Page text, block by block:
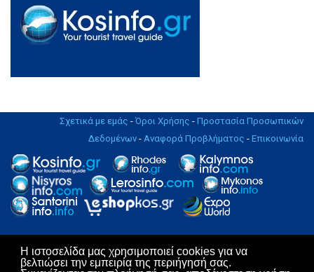
Η ιστοσελίδα μας χρησιμοποιεί cookies για να
βελτιώσει την εμπειρία της περιήγησή σας.
Σχετικά με εμάς - Όροι Χρήσης - Προστασία Προσωπικών
Δεδομένων - Αναφορά Προβλήματος - Επικοινωνία
Copyright © 2004 - 2019. All rights Reserved. | Design & Hosting by